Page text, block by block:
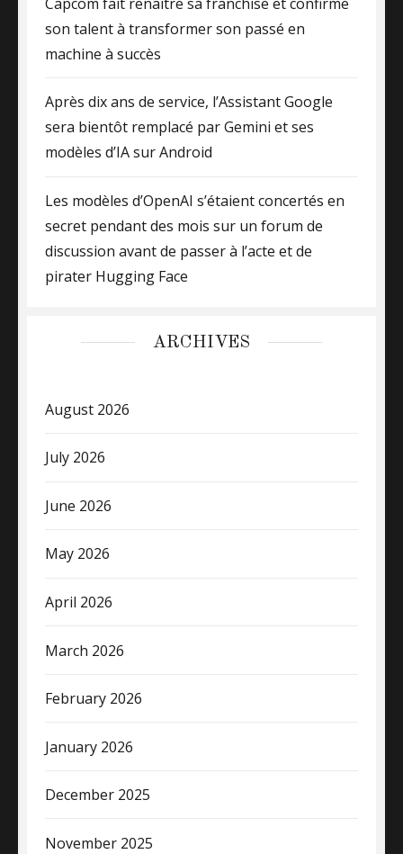
son talent à transformer son passé en
machine à succès
Après dix ans de service, l’Assistant Google
sera bientôt remplacé par Gemini et ses
modèles d’IA sur Android
Les modèles d’OpenAI s’étaient concertés en
secret pendant des mois sur un forum de
discussion avant de passer à l’acte et de
pirater Hugging Face
ARCHIVES
August 2026
July 2026
June 2026
May 2026
April 2026
March 2026
February 2026
January 2026
December 2025
November 2025